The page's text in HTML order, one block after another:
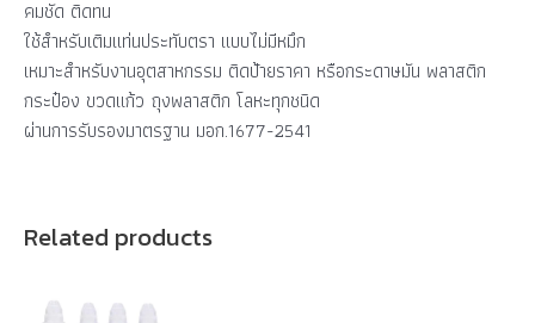
คมชัด ติดทน
ใช้สำหรับเติมแท่นประทับตรา แบบไม่มีหมึก
เหมาะสำหรับงานอุตสาหกรรม ติดป้ายราคา หรือกระดาษมัน พลาสติก
กระป๋อง ขวดแก้ว ถุงพลาสติก โลหะทุกชนิด
ผ่านการรับรองมาตรฐาน มอก.1677-2541
Related products